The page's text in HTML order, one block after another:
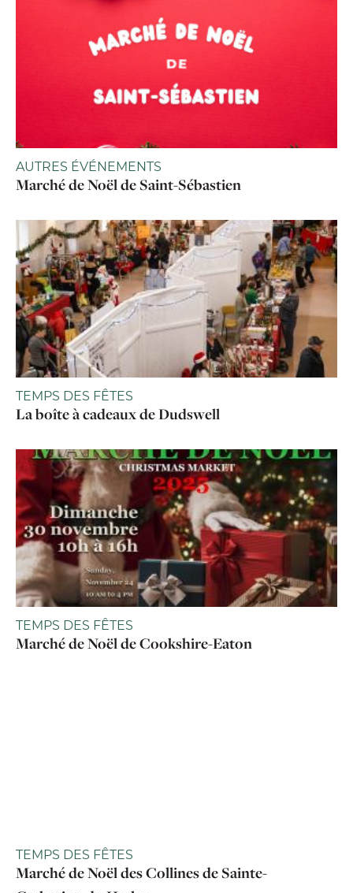
AUTRES ÉVÉNEMENTS
Marché de Noël de Saint-Sébastien
TEMPS DES FÊTES
La boîte à cadeaux de Dudswell
TEMPS DES FÊTES
Marché de Noël de Cookshire-Eaton
TEMPS DES FÊTES
Marché de Noël des Collines de Sainte-